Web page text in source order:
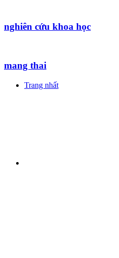
nghiên cứu khoa học
mang thai
Trang nhất